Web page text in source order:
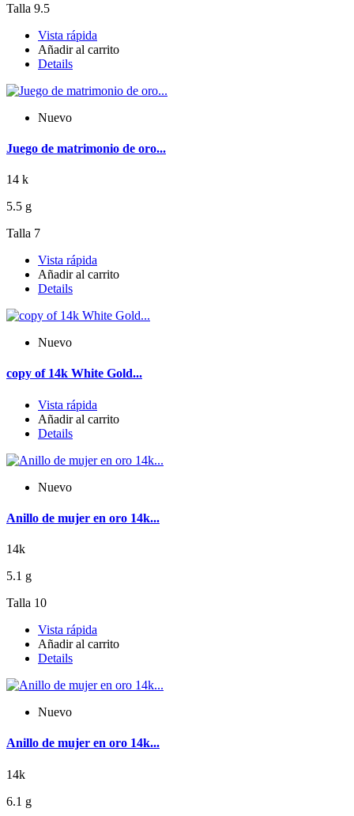
Talla 9.5
Vista rápida
Añadir al carrito
Details
Nuevo
Juego de matrimonio de oro...
14 k
5.5 g
Talla 7
Vista rápida
Añadir al carrito
Details
Nuevo
copy of 14k White Gold...
Vista rápida
Añadir al carrito
Details
Nuevo
Anillo de mujer en oro 14k...
14k
5.1 g
Talla 10
Vista rápida
Añadir al carrito
Details
Nuevo
Anillo de mujer en oro 14k...
14k
6.1 g